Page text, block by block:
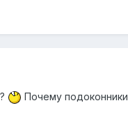
Почему